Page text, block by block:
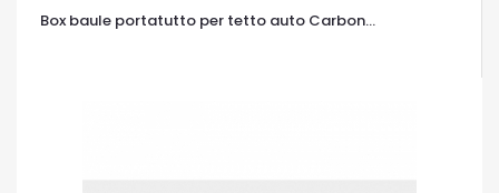
Box baule portatutto per tetto auto Carbon...